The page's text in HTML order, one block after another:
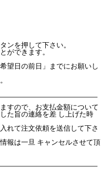
ンを押して下さい。
ができます。
望日の前日」までにお願いし
すので、お支払金額について
た旨の連絡を差 し上げた時
れて注文依頼を送信して下さ
報は一旦 キャンセルさせて頂